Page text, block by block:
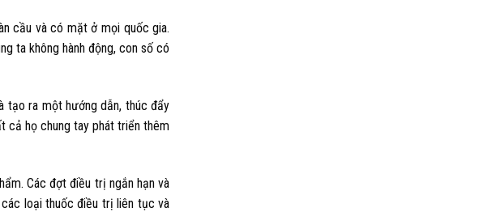
cầu và có mặt ở mọi quốc gia.
ta không hành động, con số có
tạo ra một hướng dẫn, thúc đẩy
cả họ chung tay phát triển thêm
Các đợt điều trị ngắn hạn và
loại thuốc điều trị liên tục và